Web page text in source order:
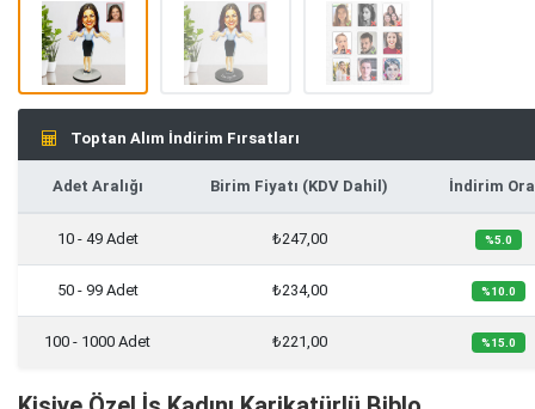
Toptan Alım İndirim Fırsatları
Adet Aralığı Birim Fiyatı (KDV Dahil) İndirim
10 - 49 Adet ₺247,00 %5.0
50 - 99 Adet ₺234,00 %10.0
100 - 1000 Adet ₺221,00 %15.0